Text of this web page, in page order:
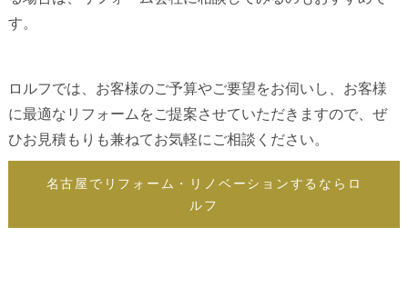
す。
ロルフでは、お客様のご予算やご要望をお伺いし、お客様
に最適なリフォームをご提案させていただきますので、ぜ
ひお見積もりも兼ねてお気軽にご相談ください。
名古屋でリフォーム・リノベーションするならロ
ルフ